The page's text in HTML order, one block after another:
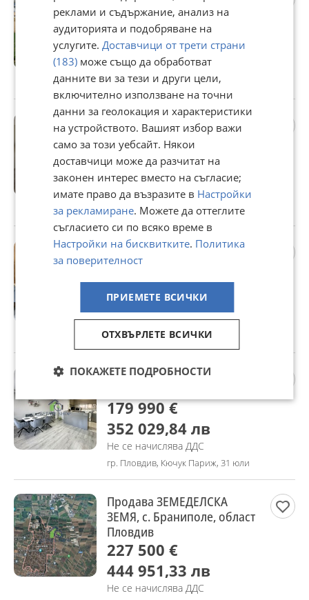
Марково, област Пловдив
310 124 €
606 549,82 лв
Не се начислява ДДС
с. Марково, Пловдив, 31 юли
Дава под наем 3-СТАЕН, гр.
Пловдив, Кършияка
650 €
1 271,29 лв
Не се начислява ДДС
гр. Пловдив, Кършияка, 31 юли
Продава 3-СТАЕН, гр.
Пловдив, Кючук Париж
143 000 €
279 683,69 лв
Не се начислява ДДС
гр. Пловдив, Кючук Париж, 31 юли
Продава 3-СТАЕН, гр.
179 990 €
352 029,84 лв
Не се начислява ДДС
гр. Пловдив, Кючук Париж, 31 юли
Продава ЗЕМЕДЕЛСКА
ЗЕМЯ, с. Браниполе, област
Пловдив
227 500 €
444 951,33 лв
Не се начислява ДДС
реклами и съдържание, анализ на
аудиторията и подобряване на
услугите. Доставчици от трети страни
(183) може също да обработват
данните ви за тези и други цели,
включително използване на точни
данни за геолокация и характеристики
на устройството. Вашият избор важи
само за този уебсайт. Някои
доставчици може да разчитат на
законен интерес вместо на съгласие;
имате право да възразите в Настройки
за рекламиране. Можете да оттеглите
съгласието си по всяко време в
Настройки на бисквитките. Политика
за поверителност
ПРИЕМЕТЕ ВСИЧКИ
ОТХВЪРЛЕТЕ ВСИЧКИ
ПОКАЖЕТЕ ПОДРОБНОСТИ